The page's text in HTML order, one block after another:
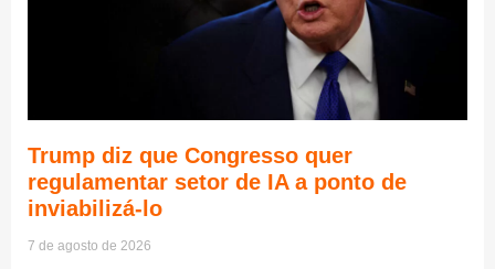
Trump diz que Congresso quer
regulamentar setor de IA a ponto de
inviabilizá-lo
7 de agosto de 2026